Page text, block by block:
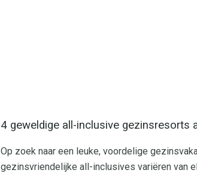
4 geweldige all-inclusive gezinsresorts
Op zoek naar een leuke, voordelige
gezinsvriendelijke all-inclusives variëren van